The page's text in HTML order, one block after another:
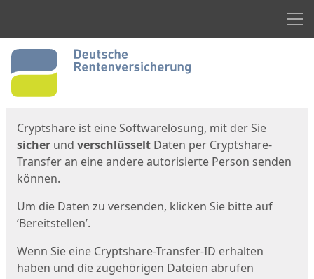
Start
Cryptshare ist eine Softwarelösung, mit der Sie
sicher und verschlüsselt Daten per Cryptshare-
Transfer an eine andere autorisierte Person senden
können.
Um die Daten zu versenden, klicken Sie bitte auf
‘Bereitstellen’.
Wenn Sie eine Cryptshare-Transfer-ID erhalten
haben und die zugehörigen Dateien abrufen